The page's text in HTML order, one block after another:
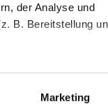
der Analyse und
B. Bereitstellung
können Sie mehr
vornehmen.
Marketing